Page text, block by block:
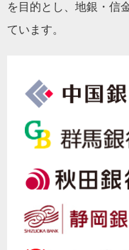
を目的とし、地銀・信
ています。